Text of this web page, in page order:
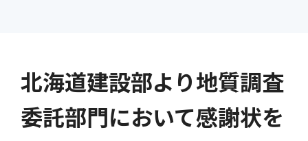
グループ会社採用情報
お知らせ
北海道建設部より地質調査
委託部門において感謝状を